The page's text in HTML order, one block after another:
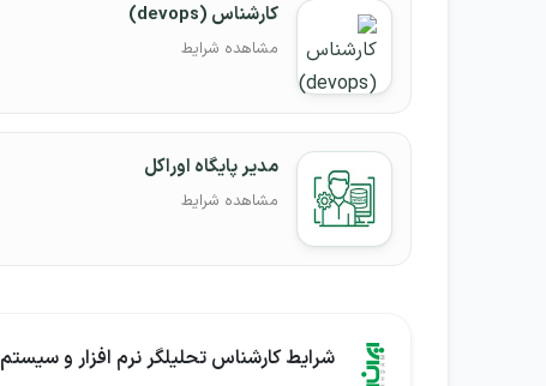
کارشناس (devops)
مشاهده شرایط
مدیر پایگاه اوراکل
مشاهده شرایط
شرایط کارشناس تحلیلگر نرم افزار و سیستم